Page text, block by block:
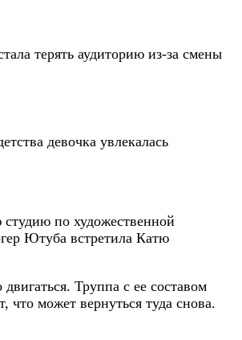
терять аудиторию из-за смены
девочка увлекалась
студию по художественной
Ютуба встретила Катю
Труппа с ее составом
может вернуться туда снова.